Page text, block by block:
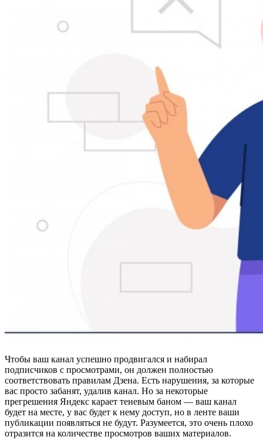
Чтобы ваш канал успешно продвигался и набирал
подписчиков с просмотрами, он должен полностью
соответствовать правилам Дзена. Есть нарушения, за которые
вас просто забанят, удалив канал. Но за некоторые
прегрешения Яндекс карает теневым баном — ваш канал
будет на месте, у вас будет к нему доступ, но в ленте ваши
публикации появляться не будут. Разумеется, это очень плохо
отразится на количестве просмотров ваших материалов.